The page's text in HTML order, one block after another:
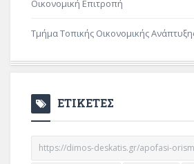
Οικονομική Επιτροπή
Τμήμα Τοπικής Οικονομικής
ΕΤΙΚΕΤΕΣ
https://dimos-deskatis.gr/apofasi-